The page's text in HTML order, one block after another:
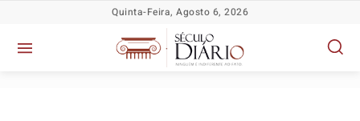
Quinta-Feira, Agosto 6, 2026